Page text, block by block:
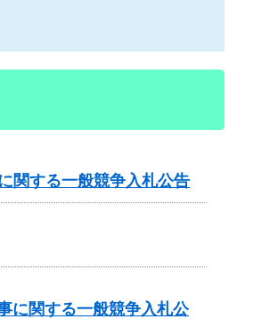
関する一般競争入札公告
に関する一般競争入札公